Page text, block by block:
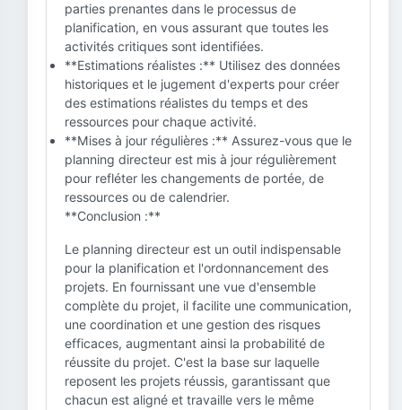
parties prenantes dans le processus de
planification, en vous assurant que toutes les
activités critiques sont identifiées.
**Estimations réalistes :** Utilisez des données
historiques et le jugement d'experts pour créer
des estimations réalistes du temps et des
ressources pour chaque activité.
**Mises à jour régulières :** Assurez-vous que le
planning directeur est mis à jour régulièrement
pour refléter les changements de portée, de
ressources ou de calendrier.
**Conclusion :**
Le planning directeur est un outil indispensable
pour la planification et l'ordonnancement des
projets. En fournissant une vue d'ensemble
complète du projet, il facilite une communication,
une coordination et une gestion des risques
efficaces, augmentant ainsi la probabilité de
réussite du projet. C'est la base sur laquelle
reposent les projets réussis, garantissant que
chacun est aligné et travaille vers le même